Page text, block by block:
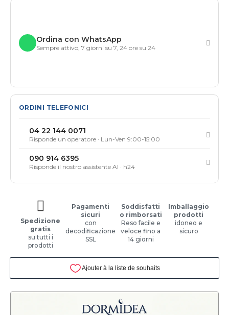
Ordina con WhatsApp
Sempre attivo, 7 giorni su 7, 24 ore su 24
ORDINI TELEFONICI
04 22 144 0071
Risponde un operatore · Lun-Ven 9:00-15:00
090 914 6395
Risponde il nostro assistente AI · h24
Spedizione
gratis
su tutti i
prodotti
Pagamenti
sicuri
con
decodificazione
SSL
Soddisfatti
o rimborsati
Reso facile e
veloce fino a
14 giorni
Imballaggio
prodotti
idoneo e
sicuro